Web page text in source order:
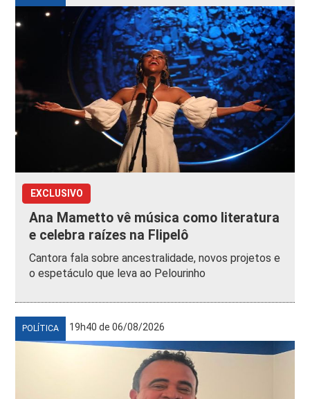
EXCLUSIVO
Ana Mametto vê música como literatura
e celebra raízes na Flipelô
Cantora fala sobre ancestralidade, novos projetos e
o espetáculo que leva ao Pelourinho
POLÍTICA 19h40 de 06/08/2026